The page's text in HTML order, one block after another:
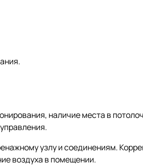
наличие места в
узлу и соединениям.
воздуха в помещении.